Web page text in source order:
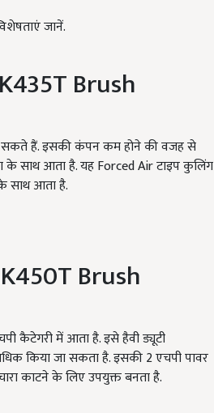
जानें.
Brush
सकते हैं. इसकी कंपन कम होने की वजह से
के साथ आता है. यह Forced Airटाइप कुलिंग
साथ आता है.
Brush
कैटेगरी में आता है. इसे हैवी ड्यूटी
किया जा सकता है. इसकी 2 एचपी पावर
काटने के लिए उपयुक्त बनता है.